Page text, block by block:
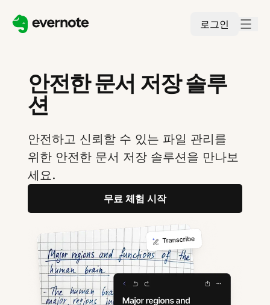
로그인
안전한 문서 저장 솔루
션
안전하고 신뢰할 수 있는 파일 관리를
위한 안전한 문서 저장 솔루션을 만나보
세요.
무료 체험 시작